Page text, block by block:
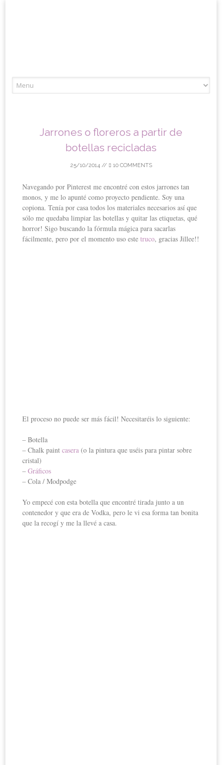
to
Jarrones o floreros a partir de
botellas recicladas
25/10/2014// 10 COMMENTS
Navegando por Pinterest me encontré con estos jarrones tan
monos, y me lo apunté como proyecto pendiente. Soy una
copiona. Tenía por casa todos los materiales necesarios así que
sólo me quedaba limpiar las botellas y quitar las etiquetas, qué
horror! Sigo buscando la fórmula mágica para sacarlas
fácilmente, pero por el momento uso estetruco, gracias Jillee!!
El proceso no puede ser más fácil! Necesitaréis lo siguiente:
– Botella
– Chalk paintcasera (o la pintura que uséis para pintar sobre
cristal)
–Gráficos
– Cola / Modpodge
Yo empecé con esta botella que encontré tirada junto a un
contenedor y que era de Vodka, pero le vi esa forma tan bonita
que la recogí y me la llevé a casa.